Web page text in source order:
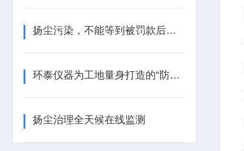
扬尘污染，不能等到被罚款后才后悔
环泰仪器为工地量身打造的“防尘金盾”
扬尘治理全天候在线监测